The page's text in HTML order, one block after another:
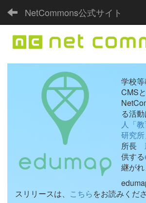
NetCommons公式サイト
学校
CMS
る活動
人「
研究所
所長
供する
継がれ
スリリースは、 こちらをお読みくださ